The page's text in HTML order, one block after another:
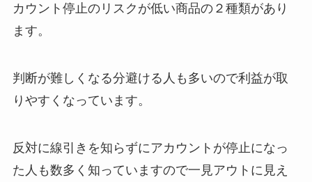
カウント停止のリスクが低い商品の２種類があり
ます。
判断が難しくなる分避ける人も多いので利益が取
りやすくなっています。
反対に線引きを知らずにアカウントが停止になっ
た人も数多く知っていますので一見アウトに見え